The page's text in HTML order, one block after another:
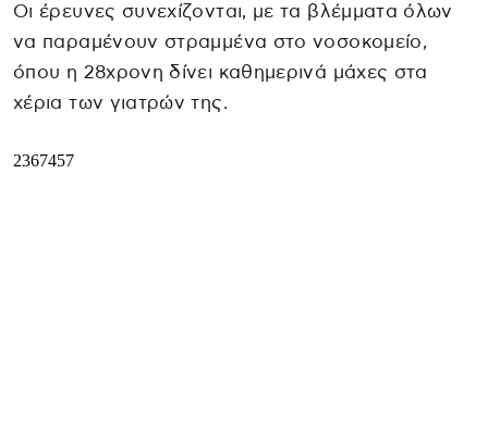
Οι έρευνες συνεχίζονται, με τα βλέμματα όλων
να παραμένουν στραμμένα στο νοσοκομείο,
όπου η 28χρονη δίνει καθημερινά μάχες στα
χέρια των γιατρών της.